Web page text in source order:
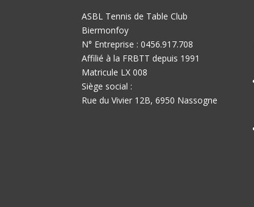
ASBL Tennis de Table Club
Biermonfoy
N° Entreprise : 0456.917.708
Affilié à la FRBTT depuis 1991
Matricule LX 008
Siège social :
Rue du Vivier 12B, 6950 Nassogne